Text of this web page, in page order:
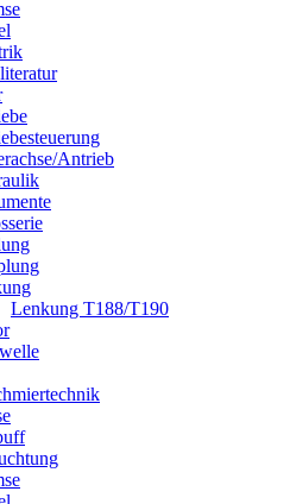
Antrieb
Lenkung T188/T190